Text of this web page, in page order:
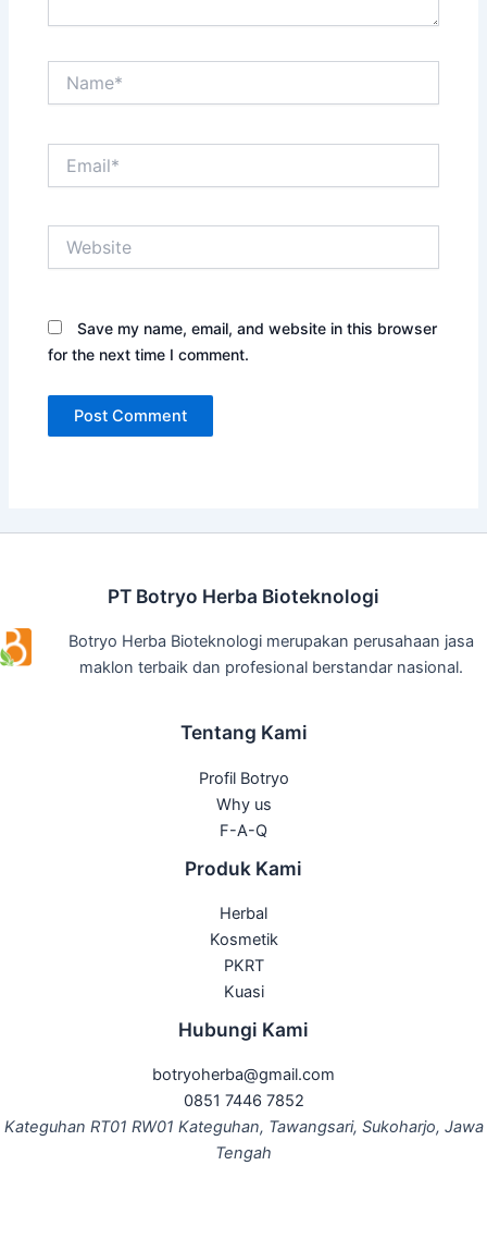
Save my name, email, and website in this browser
for the next time I comment.
PT Botryo Herba Bioteknologi
Botryo Herba Bioteknologi merupakan perusahaan jasa
maklon terbaik dan profesional berstandar nasional.
Tentang Kami
Profil Botryo
Why us
F-A-Q
Produk Kami
Herbal
Kosmetik
PKRT
Kuasi
Hubungi Kami
botryoherba@gmail.com
0851 7446 7852
Kateguhan RT01 RW01 Kateguhan, Tawangsari, Sukoharjo, Jawa
Tengah